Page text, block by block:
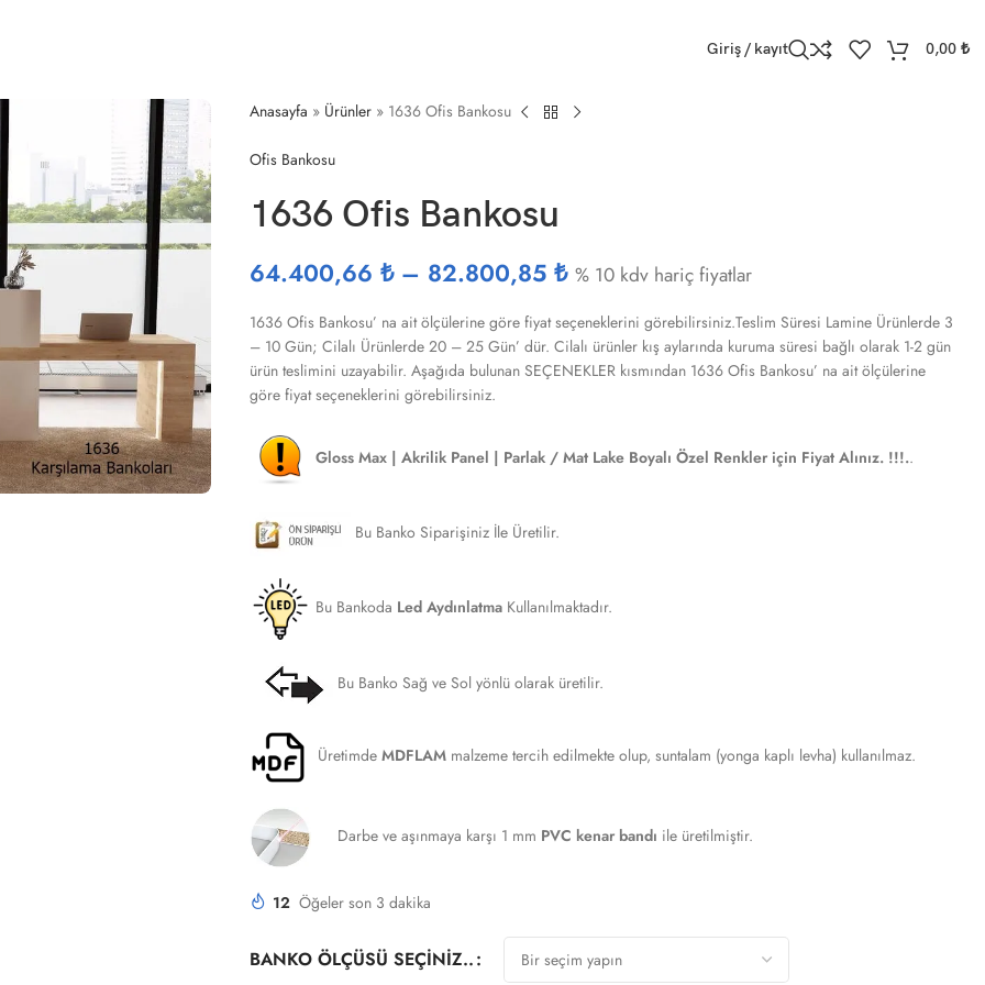
L ŞEKLINDE KÖŞELI OFIS
45° Açılı L Şeklinde Köşeli Ofis
J Şeklinde ( L Yuvarlak Köşeli )
Klasik L Şeklinde Köşeli Ofis
U ŞEKLINDE OFIS BANKOSU
Giriş / kayıt 0,00 ₺
Anasayfa » Ürünler » 1636 Ofis Bankosu
Ofis Bankosu
1636 Ofis Bankosu
64.400,66 ₺ – 82.800,85 ₺ % 10 kdv hariç fiyatlar
1636 Ofis Bankosu’ na ait ölçülerine göre fiyat seçeneklerini görebilirsiniz.Teslim Süresi Lamine Ürünlerde 3
– 10 Gün; Cilalı Ürünlerde 20 – 25 Gün’ dür. Cilalı ürünler kış aylarında kuruma süresi bağlı olarak 1-2 gün
ürün teslimini uzayabilir. Aşağıda bulunan SEÇENEKLER kısmından 1636 Ofis Bankosu’ na ait ölçülerine
göre fiyat seçeneklerini görebilirsiniz.
Gloss Max | Akrilik Panel | Parlak / Mat Lake Boyalı Özel Renkler için Fiyat Alınız. !!!..
Bu Banko Siparişiniz İle Üretilir.
Bu Bankoda Led Aydınlatma Kullanılmaktadır.
Bu Banko Sağ ve Sol yönlü olarak üretilir.
Üretimde MDFLAM malzeme tercih edilmekte olup, suntalam (yonga kaplı levha) kullanılmaz.
Darbe ve aşınmaya karşı 1 mm PVC kenar bandı ile üretilmiştir.
12 Öğeler son 3 dakika
BANKO ÖLÇÜSÜ SEÇINIZ..